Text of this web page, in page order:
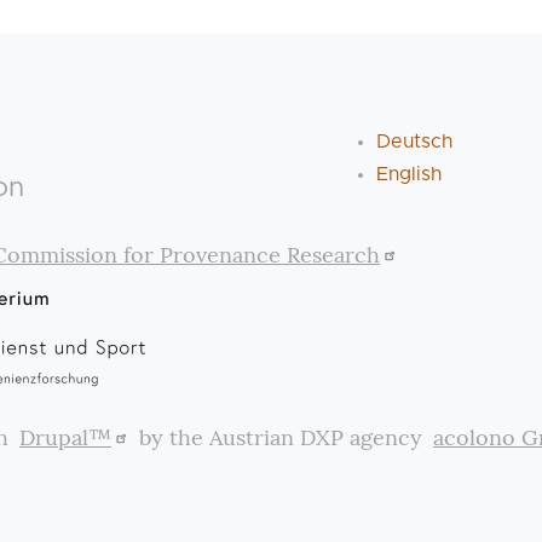
Deutsch
English
for Provenance Research
Drupal™ by the Austrian DXP agency acolono